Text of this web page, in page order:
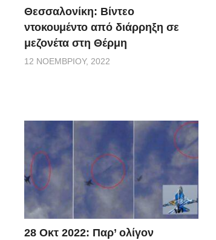
Θεσσαλονίκη: Βίντεο
ντοκουμέντο από διάρρηξη σε
μεζονέτα στη Θέρμη
12 ΝΟΕΜΒΡΊΟΥ, 2022
28 Οκτ 2022: Παρ’ ολίγον